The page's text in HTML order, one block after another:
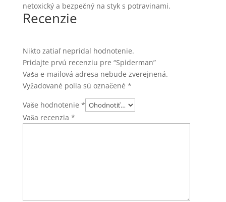
netoxický a bezpečný na styk s potravinami.
Recenzie
Nikto zatiaľ nepridal hodnotenie.
Pridajte prvú recenziu pre “Spiderman”
Vaša e-mailová adresa nebude zverejnená.
Vyžadované polia sú označené *
Vaše hodnotenie *
Vaša recenzia *